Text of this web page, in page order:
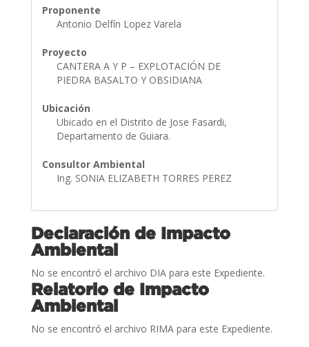
Proponente
Antonio Delfín Lopez Varela
Proyecto
CANTERA A Y P – EXPLOTACIÓN DE
PIEDRA BASALTO Y OBSIDIANA
Ubicación
Ubicado en el Distrito de Jose Fasardi,
Departamento de Guiara.
Consultor Ambiental
Ing. SONIA ELIZABETH TORRES PEREZ
Declaración de Impacto
Ambiental
No se encontró el archivo DIA para este Expediente.
Relatorio de Impacto
Ambiental
No se encontró el archivo RIMA para este Expediente.